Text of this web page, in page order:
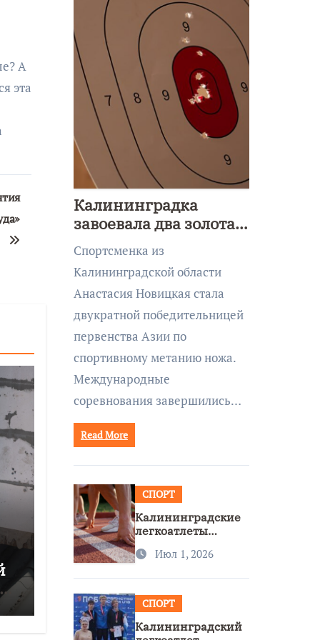
А
эта
Калининградка
завоевала два золота
первенства Азии по
метанию ножа
Спортсменка из
Калининградской области
Анастасия Новицкая стала
двукратной победительницей
первенства Азии по
спортивному метанию ножа.
Международные
соревнования завершились…
Read More
СПОРТ
Калининградские
легкоатлеты
бронзы на
Июл 1, 2026
СПОРТ
Калининградский